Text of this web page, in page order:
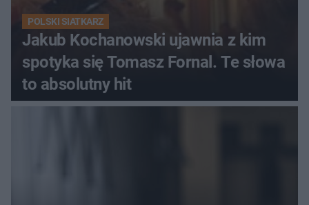
POLSKI SIATKARZ
Jakub Kochanowski ujawnia z kim
spotyka się Tomasz Fornal. Te słowa
to absolutny hit